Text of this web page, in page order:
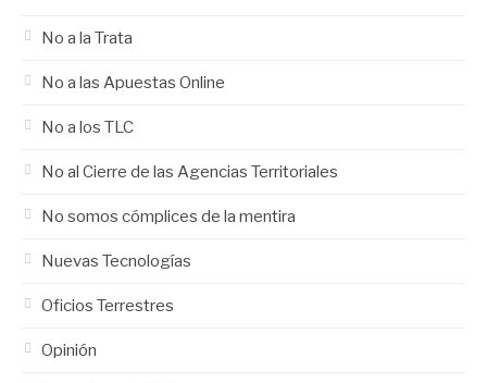
No a la Trata
No a las Apuestas Online
No a los TLC
No al Cierre de las Agencias Territoriales
No somos cómplices de la mentira
Nuevas Tecnologías
Oficios Terrestres
Opinión